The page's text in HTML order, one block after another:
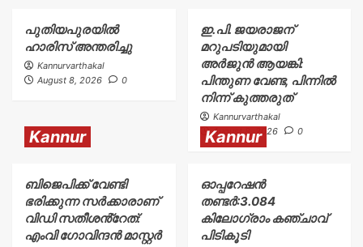
പുതിയപുരയിൽ
ഹാരിസ് അന്തരിച്ചു
Kannurvarthakal
August 8, 2026
0
ഇ.പി. ജയരാജന്
മറുപടിയുമായി
അർജുൻ ആയങ്കി:
പിന്തുണ വേണ്ട, പിന്നിൽ
നിന്ന് കുത്തരുത്
Kannurvarthakal
August 8, 2026
0
Kannur
ബിജെപിക്ക് വേണ്ടി
ഭരിക്കുന്ന സർക്കാരാണ്
വിഡി സതീശൻ്റേത്:
എംവി ഗോവിന്ദൻ മാസ്റ്റർ
Kannur
ഓപ്പറേഷൻ
തണ്ടർ:3.084
കിലോഗ്രാം കഞ്ചാവ്
പിടികൂടി